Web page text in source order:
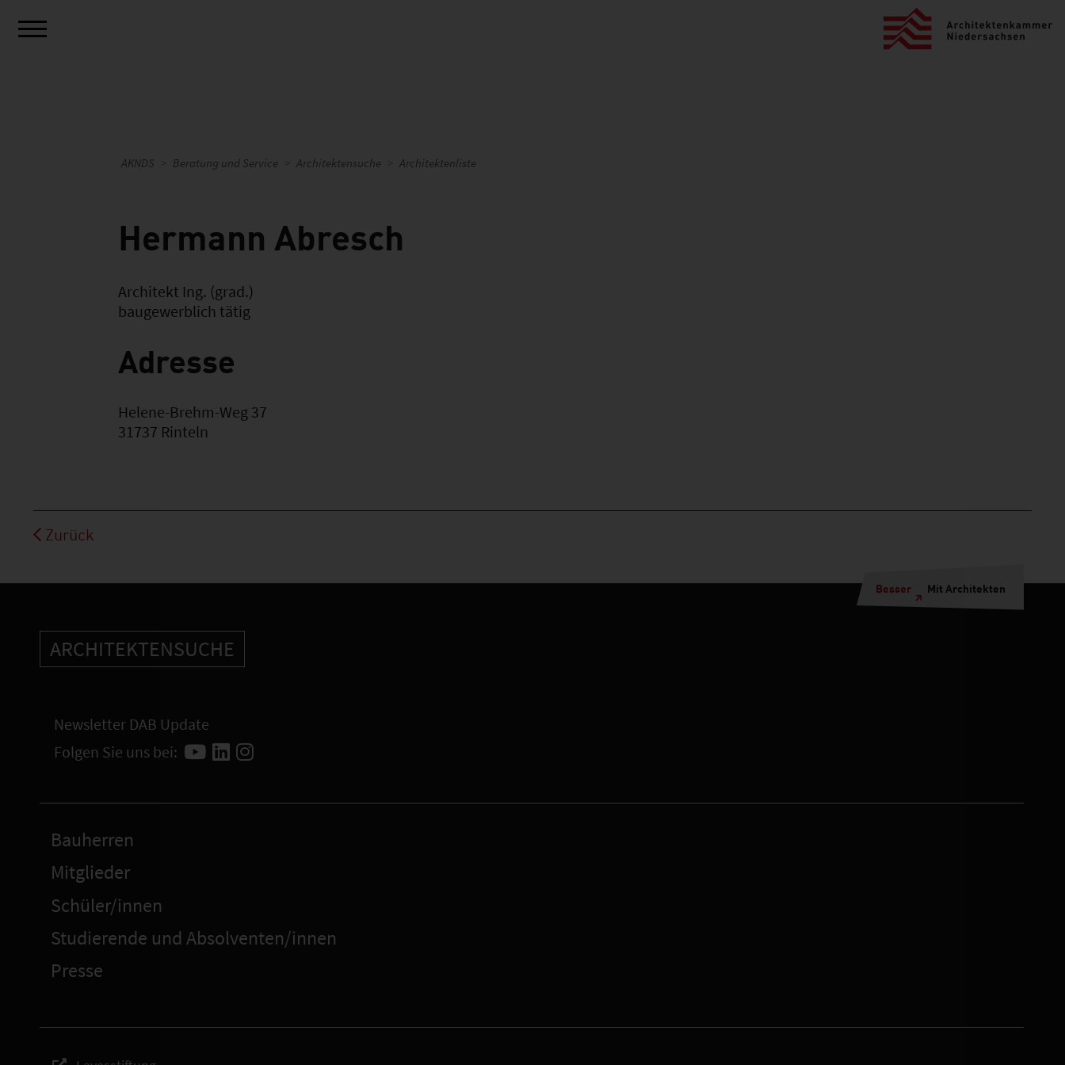
AKNDS Beratung und Service Architektensuche Architektenliste
Hermann Abresch
Architekt Ing. (grad.)
baugewerblich tätig
Adresse
Helene-Brehm-Weg 37
31737 Rinteln
Zurück
Besser Mit Architekten
ARCHITEKTENSUCHE
Newsletter DAB Update
Folgen Sie uns bei:
Bauherren
Mitglieder
Schüler/innen
Studierende und Absolventen/innen
Presse